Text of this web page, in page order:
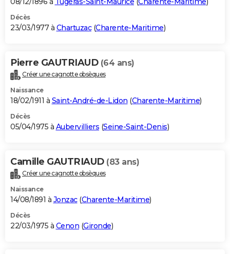
Décès
23/03/1977 à Chartuzac(Charente-Maritime)
Pierre GAUTRIAUD (64 ans)
Créer une cagnotte obsèques
Naissance
18/02/1911 à Saint-André-de-Lidon (Charente-Maritime)
Décès
05/04/1975 à Aubervilliers (Seine-Saint-Denis)
Camille GAUTRIAUD (83 ans)
Créer une cagnotte obsèques
Naissance
14/08/1891 à Jonzac(Charente-Maritime)
Décès
22/03/1975 à Cenon (Gironde)